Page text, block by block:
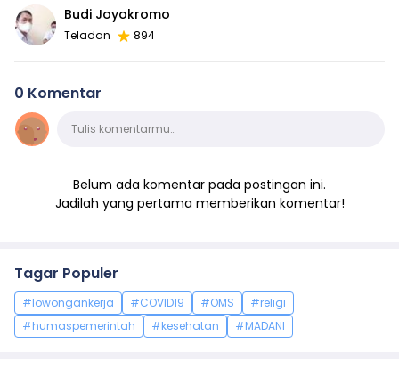
Budi Joyokromo
Teladan 894
0 Komentar
KomentarTulis komentarmu…
Belum ada komentar pada postingan ini.
Jadilah yang pertama memberikan komentar!
Tagar Populer
#lowongankerja #COVID19 #OMS
#religi
#humaspemerintah
#kesehatan #MADANI